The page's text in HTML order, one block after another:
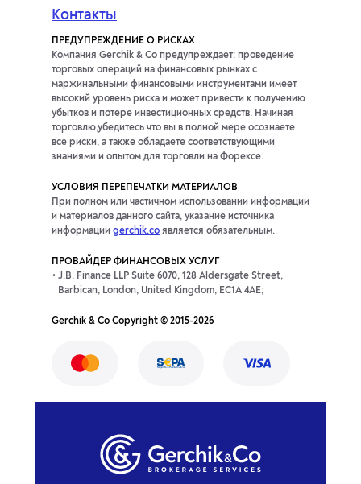
Контакты
ПРЕДУПРЕЖДЕНИЕ О РИСКАХ
Компания Gerchik & Co предупреждает: проведение
торговых операций на финансовых рынках с
маржинальными финансовыми инструментами имеет
высокий уровень риска и может привести к получению
убытков и потере инвестиционных средств. Начиная
торговлю,убедитесь что вы в полной мере осознаете
все риски, а также обладаете соответствующими
знаниями и опытом для торговли на Форексе.
УСЛОВИЯ ПЕРЕПЕЧАТКИ МАТЕРИАЛОВ
При полном или частичном использовании информации
и материалов данного сайта, указание источника
информации gerchik.co является обязательным.
ПРОВАЙДЕР ФИНАНСОВЫХ УСЛУГ
J.B. Finance LLP Suite 6070, 128 Aldersgate Street,
Barbican, London, United Kingdom, EC1A 4AE;
Gerchik & Co Copyright © 2015-2026